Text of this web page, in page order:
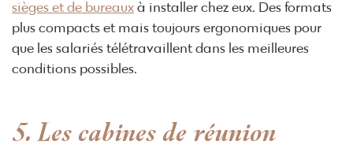
sièges et de bureaux à installer chez eux. Des formats
plus compacts et mais toujours ergonomiques pour
que les salariés télétravaillent dans les meilleures
conditions possibles.
5. Les cabines de réunion